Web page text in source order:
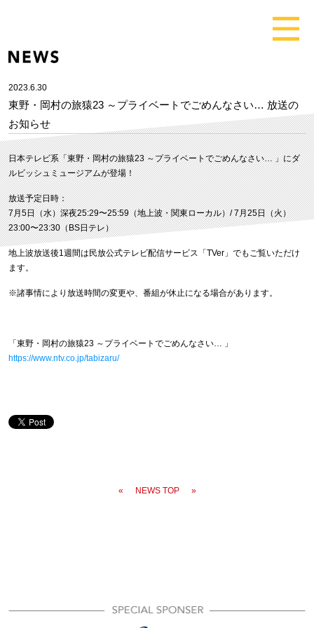
2023.6.30
東野・岡村の旅猿23 ～プライベートでごめんなさい… 放送の
お知らせ
日本テレビ系「東野・岡村の旅猿23 ～プライベートでごめんなさい… 」にダ
ルビッシュミュージアムが登場！
放送予定日時：
7月5日（水）深夜25:29〜25:59（地上波・関東ローカル）/ 7月25日（火）
23:00〜23:30（BS日テレ）
地上波放送後1週間は民放公式テレビ配信サービス「TVer」でもご覧いただけ
ます。
※諸事情により放送時間の変更や、番組が休止になる場合があります。
「東野・岡村の旅猿23 ～プライベートでごめんなさい… 」
https://www.ntv.co.jp/tabizaru/
« NEWS TOP »